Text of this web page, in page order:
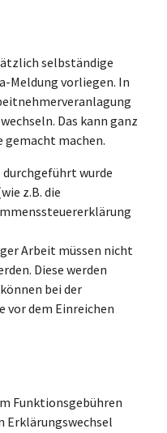
selbständige
Meldung vorliegen. In
Das kann ganz
gemacht machen.
durchgeführt wurde
z.B. die
Arbeit müssen nicht
Diese werden
bei der
vor dem Einreichen
Funktionsgebühren
Erklärungswechsel